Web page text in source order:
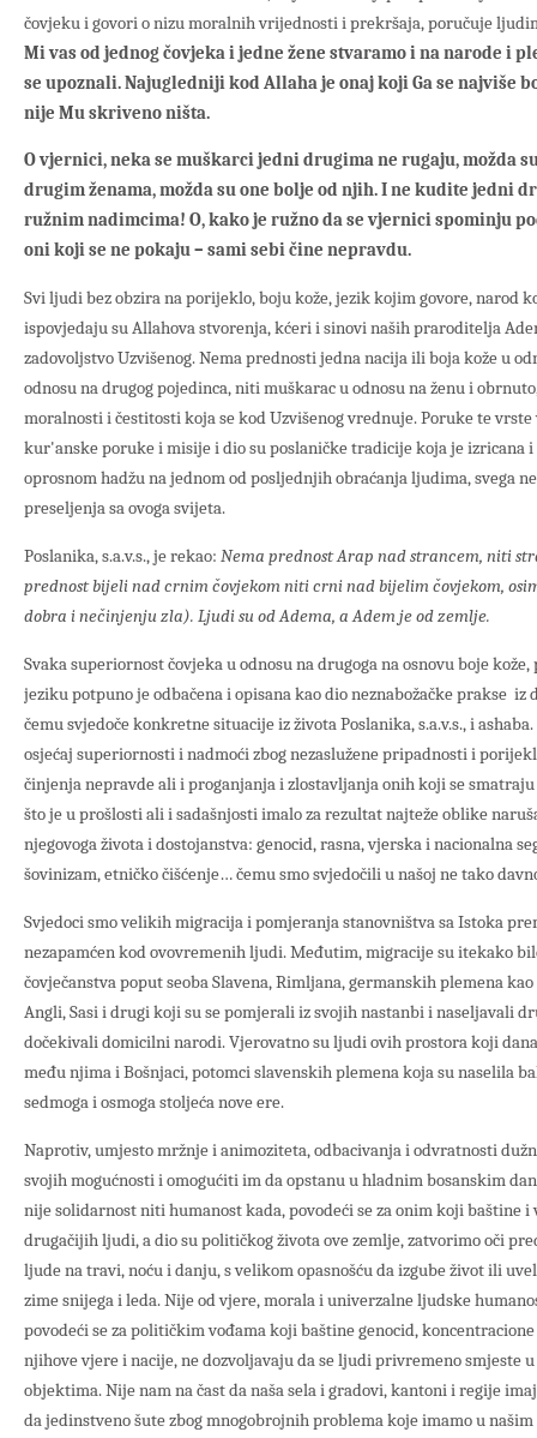
čovjeku i govori o nizu moralnih vrijednosti i prekršaja, poručuje
Mi vas od jednog čovjeka i jedne žene stvaramo i na narode i
se upoznali. Najugledniji kod Allaha je onaj koji Ga se najviše
nije Mu skriveno ništa.
O vjernici, neka se muškarci jedni drugima ne rugaju, možda
drugim ženama, možda su one bolje od njih. I ne kudite jedni
ružnim nadimcima! O, kako je ružno da se vjernici spominju
oni koji se ne pokaju – sami sebi čine nepravdu.
Svi ljudi bez obzira na porijeklo, boju kože, jezik kojim govore, narod
ispovjedaju su Allahova stvorenja, kćeri i sinovi naših praroditelja
zadovoljstvo Uzvišenog. Nema prednosti jedna nacija ili boja kože u
odnosu na drugog pojedinca, niti muškarac u odnosu na ženu i
moralnosti i čestitosti koja se kod Uzvišenog vrednuje. Poruke te
kur'anske poruke i misije i dio su poslaničke tradicije koja je izricana
oprosnom hadžu na jednom od posljednjih obraćanja ljudima, svega
preseljenja sa ovoga svijeta.
Poslanika, s.a.v.s., je rekao: Nema prednost Arap nad strancem, niti
prednost bijeli nad crnim čovjekom niti crni nad bijelim čovjekom,
dobra i nečinjenju zla). Ljudi su od Adema, a Adem je od zemlje.
Svaka superiornost čovjeka u odnosu na drugoga na osnovu boje
jeziku potpuno je odbačena i opisana kao dio neznabožačke prakse iz
čemu svjedoče konkretne situacije iz života Poslanika, s.a.v.s., i ashaba.
osjećaj superiornosti i nadmoći zbog nezaslužene pripadnosti i
činjenja nepravde ali i proganjanja i zlostavljanja onih koji se
što je u prošlosti ali i sadašnjosti imalo za rezultat najteže oblike
njegovoga života i dostojanstva: genocid, rasna, vjerska i nacionalna
šovinizam, etničko čišćenje… čemu smo svjedočili u našoj ne tako
Svjedoci smo velikih migracija i pomjeranja stanovništva sa Istoka
nezapamćen kod ovovremenih ljudi. Međutim, migracije su itekako
čovječanstva poput seoba Slavena, Rimljana, germanskih plemena
Angli, Sasi i drugi koji su se pomjerali iz svojih nastanbi i naseljavali
dočekivali domicilni narodi. Vjerovatno su ljudi ovih prostora koji
među njima i Bošnjaci, potomci slavenskih plemena koja su naselila
sedmoga i osmoga stoljeća nove ere.
Naprotiv, umjesto mržnje i animoziteta, odbacivanja i odvratnosti
svojih mogućnosti i omogućiti im da opstanu u hladnim bosanskim
nije solidarnost niti humanost kada, povodeći se za onim koji baštine i
drugačijih ljudi, a dio su političkog života ove zemlje, zatvorimo oči
ljude na travi, noću i danju, s velikom opasnošću da izgube život ili
zime snijega i leda. Nije od vjere, morala i univerzalne ljudske
povodeći se za političkim vođama koji baštine genocid,
njihove vjere i nacije, ne dozvoljavaju da se ljudi privremeno smjeste
objektima. Nije nam na čast da naša sela i gradovi, kantoni i regije
da jedinstveno šute zbog mnogobrojnih problema koje imamo u našim